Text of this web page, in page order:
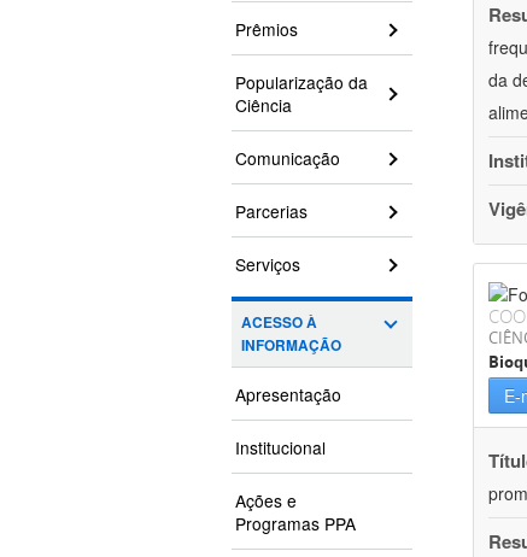
Prêmios
Popularização da
Ciência
Comunicação
Parcerias
Serviços
ACESSO À
INFORMAÇÃO
Apresentação
Institucional
Ações e
Programas PPA
da
E-